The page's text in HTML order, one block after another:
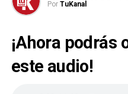
Por TuKanal
¡Ahora podrás
este audio!